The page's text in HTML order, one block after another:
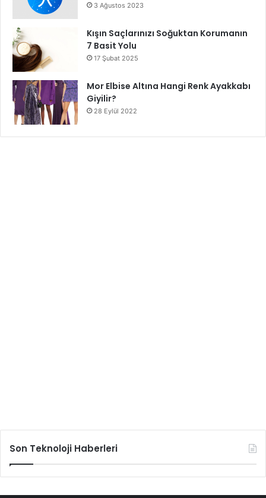
3 Ağustos 2023
Kışın Saçlarınızı Soğuktan Korumanın
7 Basit Yolu
17 Şubat 2025
Mor Elbise Altına Hangi Renk Ayakkabı
Giyilir?
28 Eylül 2022
Son Teknoloji Haberleri